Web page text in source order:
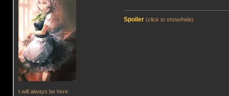
I will always be here.
Spoiler (click to show/hide)